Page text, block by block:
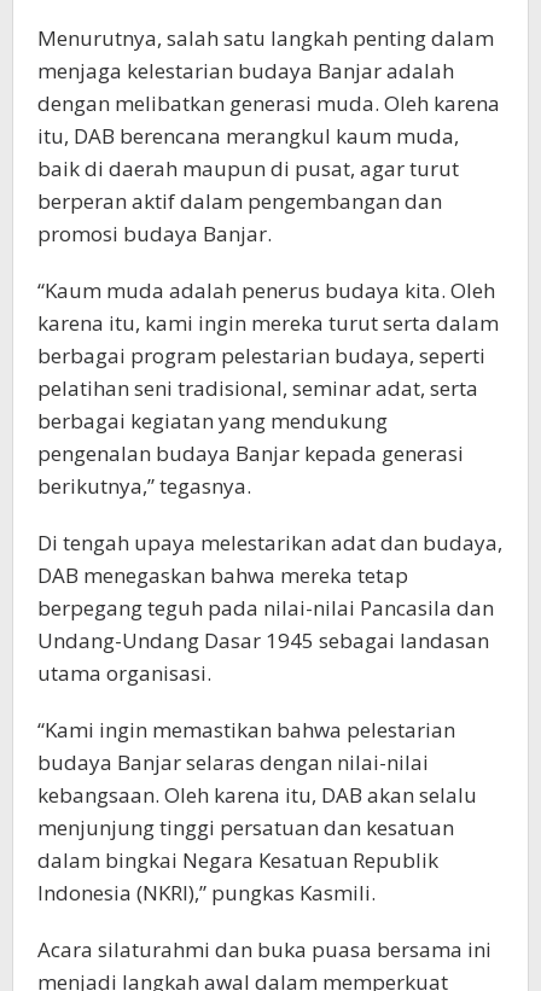
Menurutnya, salah satu langkah penting dalam
menjaga kelestarian budaya Banjar adalah
dengan melibatkan generasi muda. Oleh karena
itu, DAB berencana merangkul kaum muda,
baik di daerah maupun di pusat, agar turut
berperan aktif dalam pengembangan dan
promosi budaya Banjar.
“Kaum muda adalah penerus budaya kita. Oleh
karena itu, kami ingin mereka turut serta dalam
berbagai program pelestarian budaya, seperti
pelatihan seni tradisional, seminar adat, serta
berbagai kegiatan yang mendukung
pengenalan budaya Banjar kepada generasi
berikutnya,” tegasnya.
Di tengah upaya melestarikan adat dan budaya,
DAB menegaskan bahwa mereka tetap
berpegang teguh pada nilai-nilai Pancasila dan
Undang-Undang Dasar 1945 sebagai landasan
utama organisasi.
“Kami ingin memastikan bahwa pelestarian
budaya Banjar selaras dengan nilai-nilai
kebangsaan. Oleh karena itu, DAB akan selalu
menjunjung tinggi persatuan dan kesatuan
dalam bingkai Negara Kesatuan Republik
Indonesia (NKRI),” pungkas Kasmili.
Acara silaturahmi dan buka puasa bersama ini
menjadi langkah awal dalam memperkuat